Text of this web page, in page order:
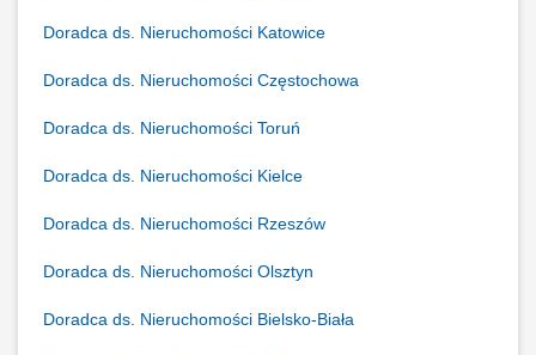
Doradca ds. Nieruchomości Katowice
Doradca ds. Nieruchomości Częstochowa
Doradca ds. Nieruchomości Toruń
Doradca ds. Nieruchomości Kielce
Doradca ds. Nieruchomości Rzeszów
Doradca ds. Nieruchomości Olsztyn
Doradca ds. Nieruchomości Bielsko-Biała